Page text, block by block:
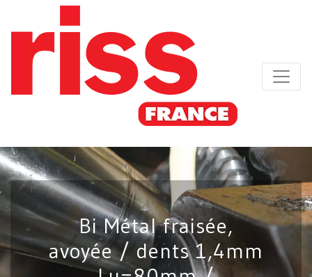
Bi Métal fraisée,
avoyée / dents 1,4mm